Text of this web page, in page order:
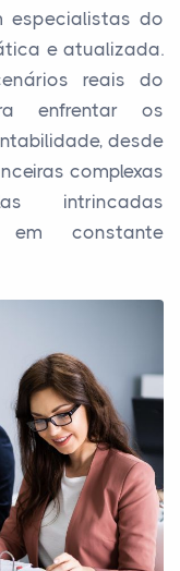
especialistas do
e atualizada.
reais do
enfrentar os
desde
complexas
intrincadas
em constante